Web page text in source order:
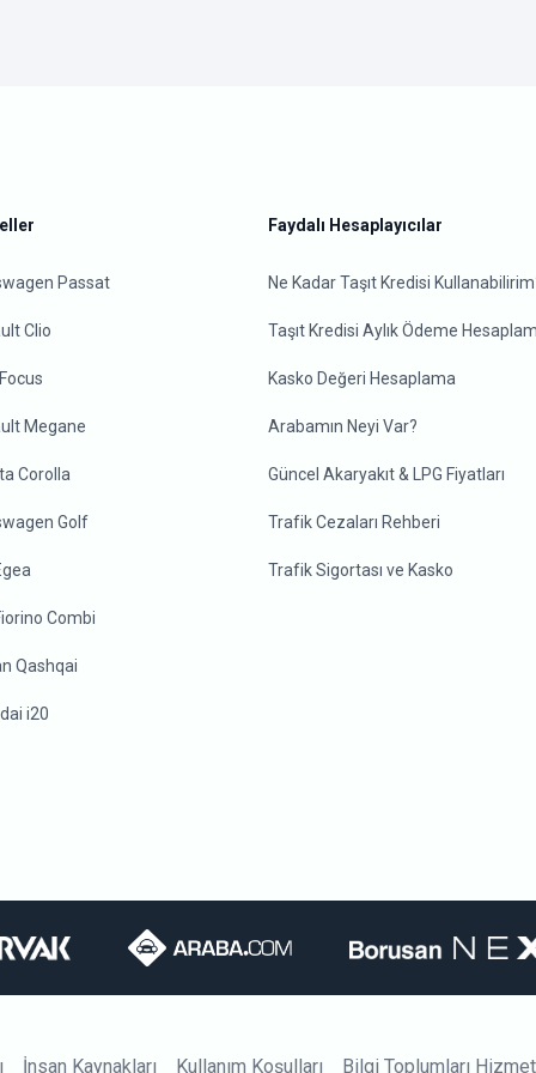
Passat
Clio
Megane
Corolla
Golf
Combi
Qashqai
i20
Faydalı Hesaplayıcılar
Ne Kadar Taşıt Kredisi
Taşıt Kredisi Aylık Ödeme
Kasko Değeri Hesaplama
Arabamın Neyi Var?
Güncel Akaryakıt & LPG Fiyatları
Trafik Cezaları Rehberi
Trafik Sigortası ve Kasko
İnsan Kaynakları Kullanım Koşulları Bilgi Toplumları